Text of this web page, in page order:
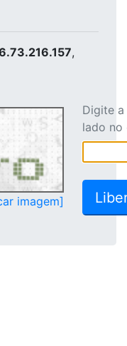
,
imagem]
Digite
lado no